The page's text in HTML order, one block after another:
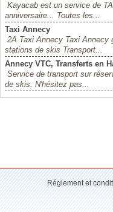
Kayacab est un service de
anniversaire... Toutes les...
Taxi Annecy
2A Taxi Annecy Taxi Annecy
stations de skis Transport...
Annecy VTC, Transferts en
Service de transport sur
de skis. N'hésitez pas...
Réglement et